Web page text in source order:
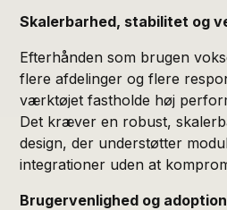
Skalerbarhed, stabilitet og
Efterhånden som brugen
flere afdelinger og flere
værktøjet fastholde høj
Det kræver en robust,
design, der understøtter
integrationer uden at
Brugervenlighed og